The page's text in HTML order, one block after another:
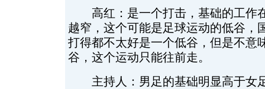
高红：是一个打击，基础的工作
越窄，这个可能是足球运动的低谷，
打得都不太好是一个低谷，但是不意
谷，这个运动只能往前走。
主持人：男足的基础明显高于女